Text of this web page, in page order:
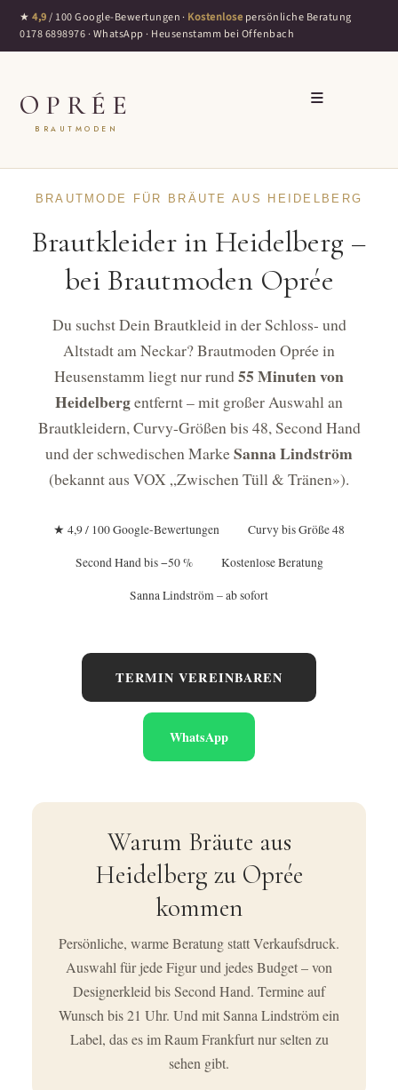
★4,9/ 100 Google-Bewertungen · Kostenlose persönliche Beratung
0178 6898976 ·WhatsApp · Heusenstamm bei Offenbach
OPRÉE
BRAUTMODEN
≡
BRAUTMODE FÜR BRÄUTE AUS HEIDELBERG
Brautkleider in Heidelberg –
bei Brautmoden Oprée
Du suchst Dein Brautkleid in der Schloss- und
Altstadt am Neckar? Brautmoden Oprée in
Heusenstamm liegt nur rund55 Minuten von
Heidelbergentfernt – mit großer Auswahl an
Brautkleidern, Curvy-Größen bis 48, Second Hand
und der schwedischen MarkeSanna Lindström
(bekannt aus VOX „Zwischen Tüll & Tränen»).
★ 4,9 / 100 Google-Bewertungen Curvy bis Größe 48
Second Hand bis −50 % Kostenlose Beratung
Sanna Lindström – ab sofort
TERMIN VEREINBAREN
WhatsApp
Warum Bräute aus
Heidelberg zu Oprée
kommen
Persönliche, warme Beratung statt Verkaufsdruck.
Auswahl für jede Figur und jedes Budget – von
Designerkleid bis Second Hand. Termine auf
Wunsch bis 21 Uhr. Und mit Sanna Lindström ein
Label, das es im Raum Frankfurt nur selten zu
sehen gibt.